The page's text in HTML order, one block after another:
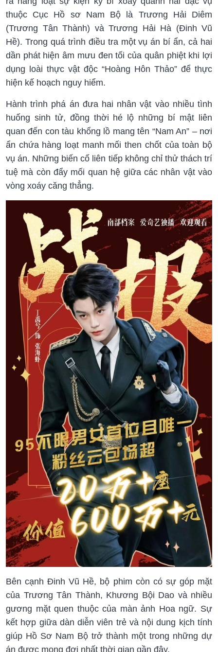
thuộc Cục Hồ sơ Nam Bộ là Trương Hải Diêm
(Trương Tân Thành) và Trương Hải Hà (Đinh Vũ
Hề). Trong quá trình điều tra một vụ án bí ẩn, cả hai
dần phát hiện âm mưu đen tối của quân phiệt khi lợi
dụng loài thực vật độc “Hoàng Hôn Thảo” để thực
hiện kế hoạch nguy hiểm.
Hành trình phá án đưa hai nhân vật vào nhiều tình
huống sinh tử, đồng thời hé lộ những bí mật liên
quan đến con tàu khổng lồ mang tên “Nam An” – nơi
ẩn chứa hàng loạt manh mối then chốt của toàn bộ
vụ án. Những biến cố liên tiếp không chỉ thử thách trí
tuệ mà còn đẩy mối quan hệ giữa các nhân vật vào
vòng xoáy căng thẳng.
Bên cạnh Đinh Vũ Hề, bộ phim còn có sự góp mặt
của Trương Tân Thành, Khương Bội Dao và nhiều
gương mặt quen thuộc của màn ảnh Hoa ngữ. Sự
kết hợp giữa dàn diễn viên trẻ và nội dung kịch tính
giúp Hồ Sơ Nam Bộ trở thành một trong những dự
án được mong đợi nhất thời gian gần đây.